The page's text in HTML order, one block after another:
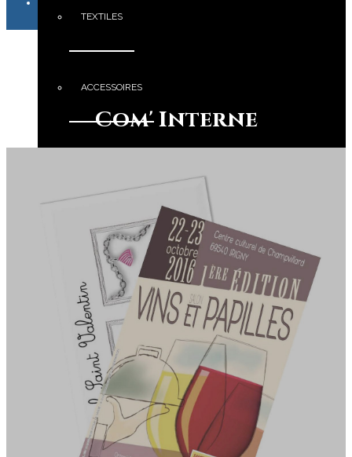
TEXTILES
ACCESSOIRES
EDITION & PRINT
PORTFOLIO
SHOWROOM
Com' Interne